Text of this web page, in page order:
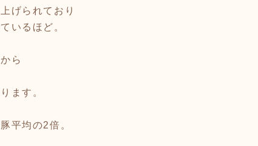
げられており
いるほど。
ら
ます。
平均の2倍。